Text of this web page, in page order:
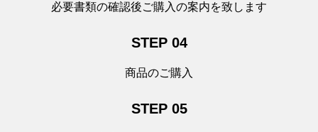
必要書類の確認後ご購入の案内を致します
STEP 04
商品のご購入
STEP 05